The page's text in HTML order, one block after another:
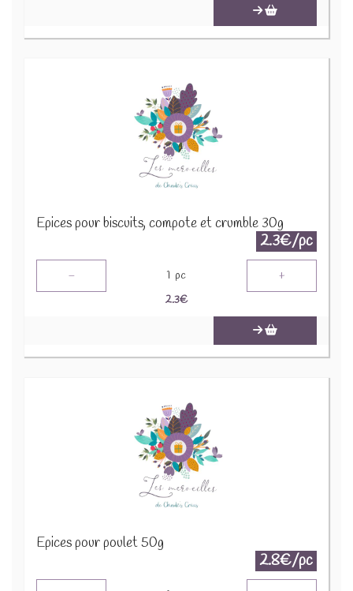
Epices pour biscuits, compote et crumble 30g
2.3€/pc
- 1 pc +
2.3€
Epices pour poulet 50g
2.8€/pc